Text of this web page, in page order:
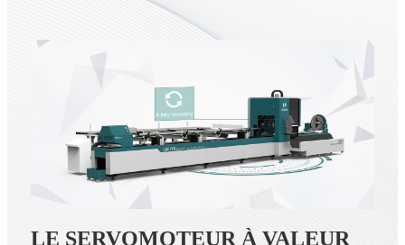
LE SERVOMOTEUR À VALEUR